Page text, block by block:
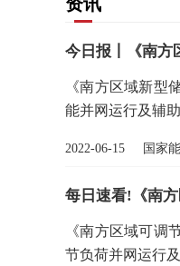
今日报丨《南方
《南方区域新型
能并网运行及辅
2022-06-15 国家
每日速看!《南
《南方区域可调
节负荷并网运行